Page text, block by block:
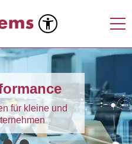
für kleine und